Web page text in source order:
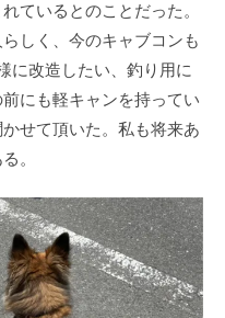
ているとのことだった。
しく、今のキャブコンも
に改造したい、釣り用に
にも軽キャンを持ってい
せて頂いた。私も将来あ
。